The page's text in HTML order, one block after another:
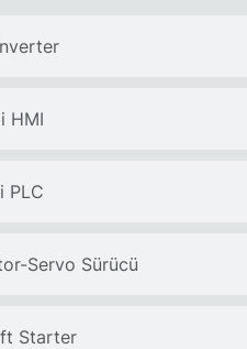
HMI
PLC
Servo Sürücü
Starter